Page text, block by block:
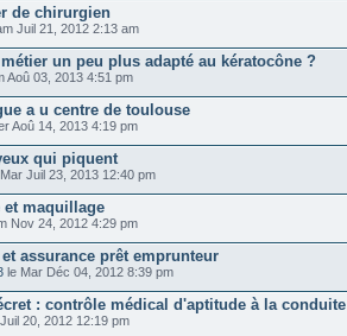
de chirurgien
Juil 21, 2012 2:13 am
un peu plus adapté au kératocône ?
Aoû 03, 2013 4:51 pm
a u centre de toulouse
Aoû 14, 2013 4:19 pm
qui piquent
Juil 23, 2013 12:40 pm
et maquillage
Nov 24, 2012 4:29 pm
assurance prêt emprunteur
le Mar Déc 04, 2012 8:39 pm
: contrôle médical d'aptitude à la conduite
20, 2012 12:19 pm